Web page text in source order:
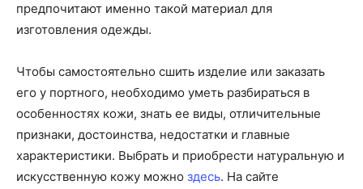
предпочитают именно такой материал для
изготовления одежды.
Чтобы самостоятельно сшить изделие или заказать
его у портного, необходимо уметь разбираться в
особенностях кожи, знать ее виды, отличительные
признаки, достоинства, недостатки и главные
характеристики. Выбрать и приобрести натуральную и
искусственную кожу можно здесь. На сайте